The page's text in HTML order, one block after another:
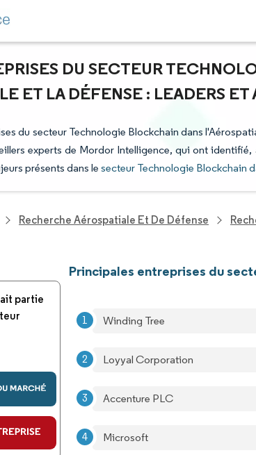
DU SECTEUR
ET LA DÉFENSE : LEADERS
du secteur Technologie Blockchain dans
experts de Mordor Intelligence, qui ont
présents dans le secteur Technologie Blockchain
Recherche Aérospatiale Et De Défense
partie
Principales entreprises du
Winding Tree
Loyyal Corporation
Accenture PLC
Microsoft